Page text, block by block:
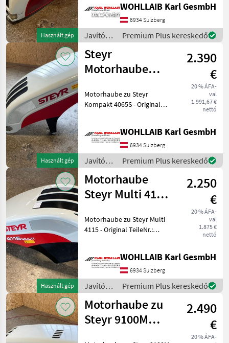
Használt gép
Brandschaden, siehe Bilder,
Lack ist dies hingehend Be
WOHLLAIB Karl GesmbH
6934 Sulzberg
Javítókészletek
és
alkatrészek
/ Steyr
Premium Plus kereskedő
Használt gép
Steyr
Motorhaube
(84340106)
2.390
€
20 % ÁFA-
val
1.991,67 €
nettó
Motorhaube zu Steyr
Kompakt 4065S - Original
BJ: 2011-2017 - Haube leicht
verzogen, Optisch in einem
WOHLLAIB Karl GesmbH
6934 Sulzberg
Javítókészletek
és
alkatrészek
/ Steyr
Premium Plus kereskedő
Használt gép
Motorhaube
Steyr Multi 4115
2.250
€
20 % ÁFA-
val
1.875 €
nettó
Motorhaube zu Steyr Multi
4115 - Original TeileNr.:
wurde repariert und
komplett hergerichtet -
Leichte
WOHLLAIB Karl GesmbH
6934 Sulzberg
Javítókészletek
és
alkatrészek
/ Steyr
Premium Plus kereskedő
Motorhaube zu
Steyr 9100M
2.490
€
20 % ÁFA-